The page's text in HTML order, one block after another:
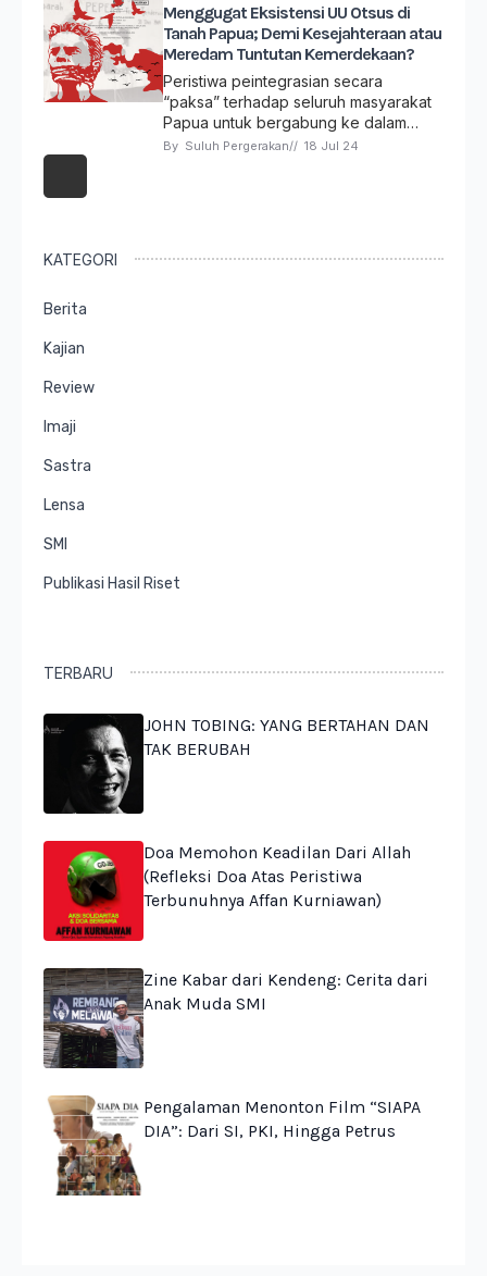
Menggugat Eksistensi UU Otsus di
Tanah Papua; Demi Kesejahteraan atau
Meredam Tuntutan Kemerdekaan?
Peristiwa peintegrasian secara
“paksa” terhadap seluruh masyarakat
Papua untuk bergabung ke dalam…
By Suluh Pergerakan// 18 Jul 24
KATEGORI
Berita
Kajian
Review
Imaji
Sastra
Lensa
SMI
Publikasi Hasil Riset
TERBARU
JOHN TOBING: YANG BERTAHAN DAN
TAK BERUBAH
Doa Memohon Keadilan Dari Allah
(Refleksi Doa Atas Peristiwa
Terbunuhnya Affan Kurniawan)
Zine Kabar dari Kendeng: Cerita dari
Anak Muda SMI
Pengalaman Menonton Film “SIAPA
DIA”: Dari SI, PKI, Hingga Petrus